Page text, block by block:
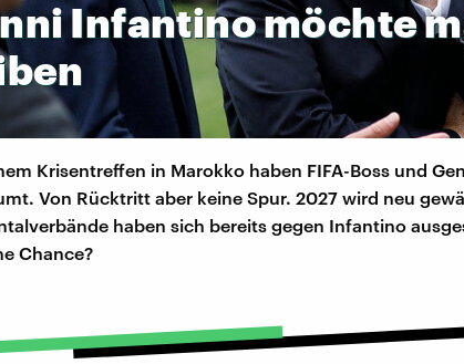
Infantinomöchte
Krisentreffen in Marokko haben FIFA-Boss und
Von Rücktritt aber keine Spur. 2027 wird neu
haben sich bereits gegen Infantino
Chance?